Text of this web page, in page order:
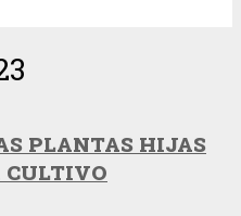
PLANTAS HIJAS
CULTIVO